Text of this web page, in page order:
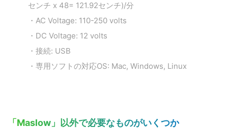
センチ x 48= 121.92センチ)/分
・AC Voltage: 110-250 volts
・DC Voltage: 12 volts
・接続: USB
・専用ソフトの対応OS: Mac, Windows, Linux
「Maslow」以外で必要なものがいくつか